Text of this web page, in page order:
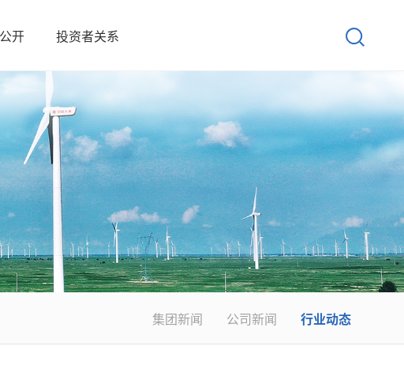
开 投资者关系
集团新闻 公司新闻 行业动态